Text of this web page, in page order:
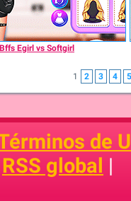
Bffs Egirl vs Softgirl
1 2 3 4 5
de
RSS global |